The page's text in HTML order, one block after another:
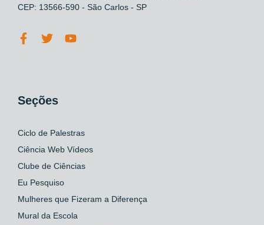
CEP: 13566-590 - São Carlos - SP
Seções
Ciclo de Palestras
Ciência Web Vídeos
Clube de Ciências
Eu Pesquiso
Mulheres que Fizeram a Diferença
Mural da Escola